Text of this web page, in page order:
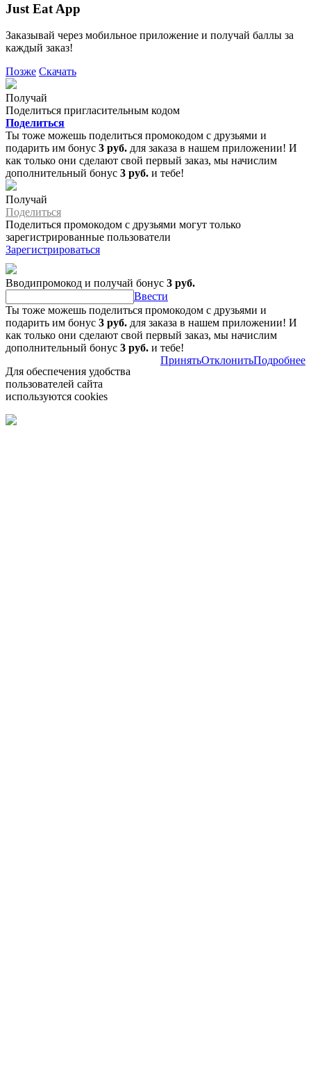
Just Eat App
Заказывай через мобильное приложение и получай баллы за
каждый заказ!
Позже Скачать
Получай
Поделиться пригласительным кодом
Поделиться
Ты тоже можешь поделиться промокодом с друзьями и
подарить им бонус 3 руб. для заказа в нашем приложении! И
как только они сделают свой первый заказ, мы начислим
дополнительный бонус 3 руб. и тебе!
Получай
Поделиться
Поделиться промокодом с друзьями могут только
зарегистрированные пользователи
Зарегистрироваться
Вводипромокод и получай бонус 3 руб.
Ввести
Ты тоже можешь поделиться промокодом с друзьями и
подарить им бонус 3 руб. для заказа в нашем приложении! И
как только они сделают свой первый заказ, мы начислим
дополнительный бонус 3 руб. и тебе!
Для обеспечения удобства
пользователей сайта
используются cookies
ПринятьОтклонитьПодробнее